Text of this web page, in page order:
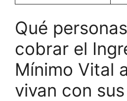
Qué
cobrar el
Mínimo Vital
vivan con